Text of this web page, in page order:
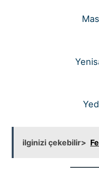
ilginizi çekebilir>